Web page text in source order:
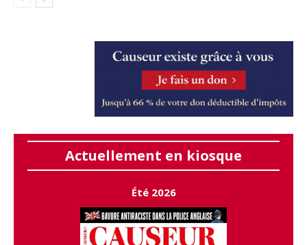
Actuellement en kiosque
Été 2026